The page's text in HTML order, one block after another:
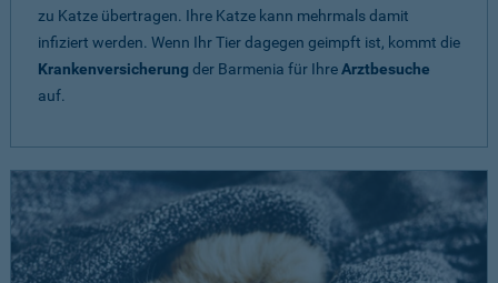
zu Katze übertragen. Ihre Katze kann mehrmals damit
infiziert werden. Wenn Ihr Tier dagegen geimpft ist, kommt die
Krankenversicherung der Barmenia für IhreArztbesuche
auf.